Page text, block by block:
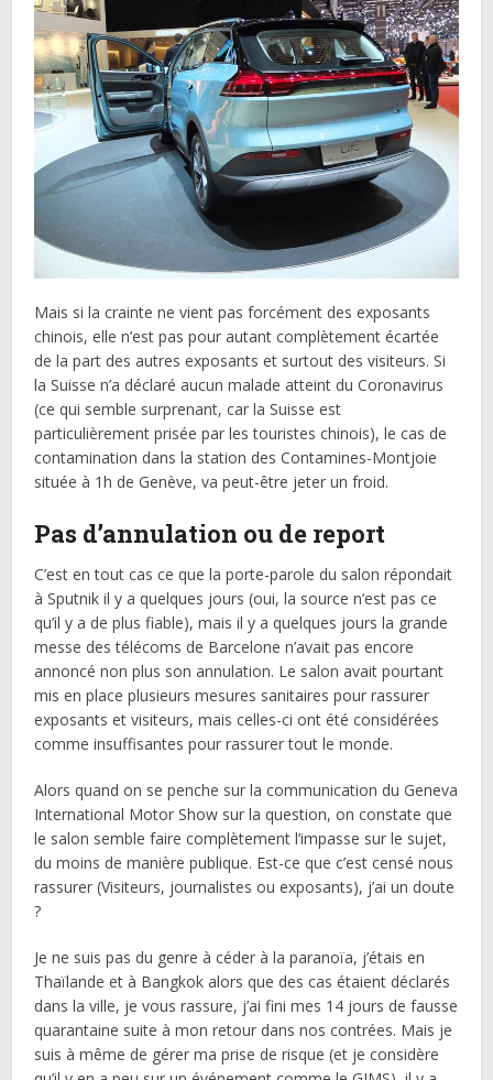
Mais si la crainte ne vient pas forcément des exposants
chinois, elle n’est pas pour autant complètement écartée
de la part des autres exposants et surtout des visiteurs. Si
la Suisse n’a déclaré aucun malade atteint du Coronavirus
(ce qui semble surprenant, car la Suisse est
particulièrement prisée par les touristes chinois), le cas de
contamination dans la station des Contamines-Montjoie
située à 1h de Genève, va peut-être jeter un froid.
Pas d’annulation ou de report
C’est en tout cas ce que la porte-parole du salon répondait
à Sputnik il y a quelques jours (oui, la source n’est pas ce
qu’il y a de plus fiable), mais il y a quelques jours la grande
messe des télécoms de Barcelone n’avait pas encore
annoncé non plus son annulation. Le salon avait pourtant
mis en place plusieurs mesures sanitaires pour rassurer
exposants et visiteurs, mais celles-ci ont été considérées
comme insuffisantes pour rassurer tout le monde.
Alors quand on se penche sur la communication du Geneva
International Motor Show sur la question, on constate que
le salon semble faire complètement l’impasse sur le sujet,
du moins de manière publique. Est-ce que c’est censé nous
rassurer (Visiteurs, journalistes ou exposants), j’ai un doute
?
Je ne suis pas du genre à céder à la paranoïa, j’étais en
Thaïlande et à Bangkok alors que des cas étaient déclarés
dans la ville, je vous rassure, j’ai fini mes 14 jours de fausse
quarantaine suite à mon retour dans nos contrées. Mais je
suis à même de gérer ma prise de risque (et je considère